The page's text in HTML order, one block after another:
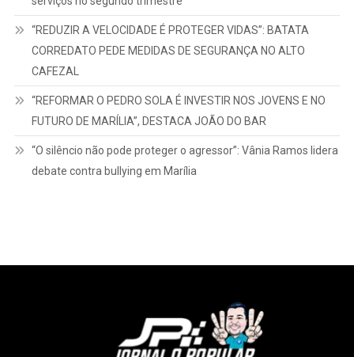
CONDENADO A MAIS DE 13 ANOS POR ESTUPRO DE
VULNERÁVEL É CAPTURADO PELA PM EM POMPEIA
“REFORMAR O PEDRO SOLA É INVESTIR NOS JOVENS E NO
FUTURO DE MARÍLIA”, DESTACA JOÃO DO BAR